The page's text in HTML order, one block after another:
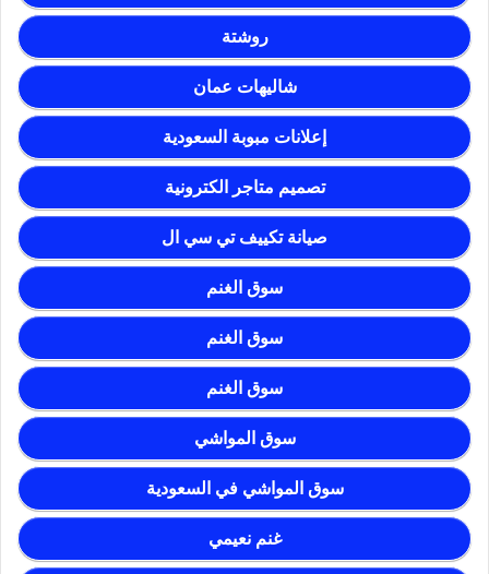
روشتة
شاليهات عمان
إعلانات مبوبة السعودية
تصميم متاجر الكترونية
صيانة تكييف تي سي ال
سوق الغنم
سوق الغنم
سوق الغنم
سوق المواشي
سوق المواشي في السعودية
غنم نعيمي